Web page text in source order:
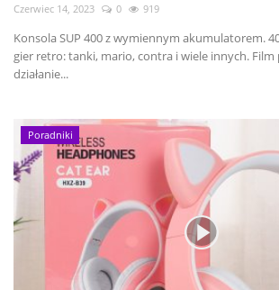
Czerwiec 14, 2023 0 919
Konsola SUP 400 z wymiennym akumulatorem.
gier retro: tanki, mario, contra i wiele innych.
działanie...
Poradniki